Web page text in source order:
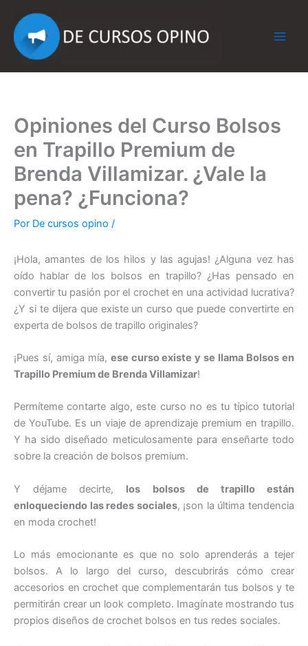
contenido
Opiniones del Curso Bolsos
en Trapillo Premium de
Brenda Villamizar. ¿Vale la
pena? ¿Funciona?
Por De cursos opino /
¡Hola, amantes de los hilos y las agujas! ¿Alguna vez has
oído hablar de los bolsos en trapillo? ¿Has pensado en
convertir tu pasión por el crochet en una actividad lucrativa?
¿Y si te dijera que existe un curso que puede convertirte en
experta de bolsos de trapillo originales?
¡Pues sí, amiga mía, ese curso existe y se llama Bolsos en
Trapillo Premium de Brenda Villamizar!
Permíteme contarte algo, este curso no es tu típico tutorial
de YouTube. Es un viaje de aprendizaje premium en trapillo.
Y ha sido diseñado meticulosamente para enseñarte todo
sobre la creación de bolsos premium.
Y déjame decirte, los bolsos de trapillo están
enloqueciendo las redes sociales, ¡son la última tendencia
en moda crochet!
Lo más emocionante es que no solo aprenderás a tejer
bolsos. A lo largo del curso, descubrirás cómo crear
accesorios en crochet que complementarán tus bolsos y te
permitirán crear un look completo. Imagínate mostrando tus
propios diseños de crochet bolsos en tus redes sociales.